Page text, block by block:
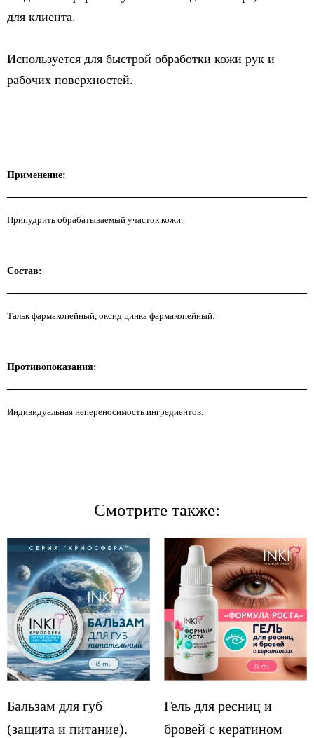
для клиента.
Используется для быстрой обработки кожи рук и
рабочих поверхностей.
Применение:
Припудрить обрабатываемый участок кожи.
Состав:
Тальк фармакопейный, оксид цинка фармакопейный.
Противопоказания:
Индивидуальная непереносимость ингредиентов.
Смотрите также:
Бальзам для губ
(защита и питание).
Гель для ресниц и
бровей с кератином